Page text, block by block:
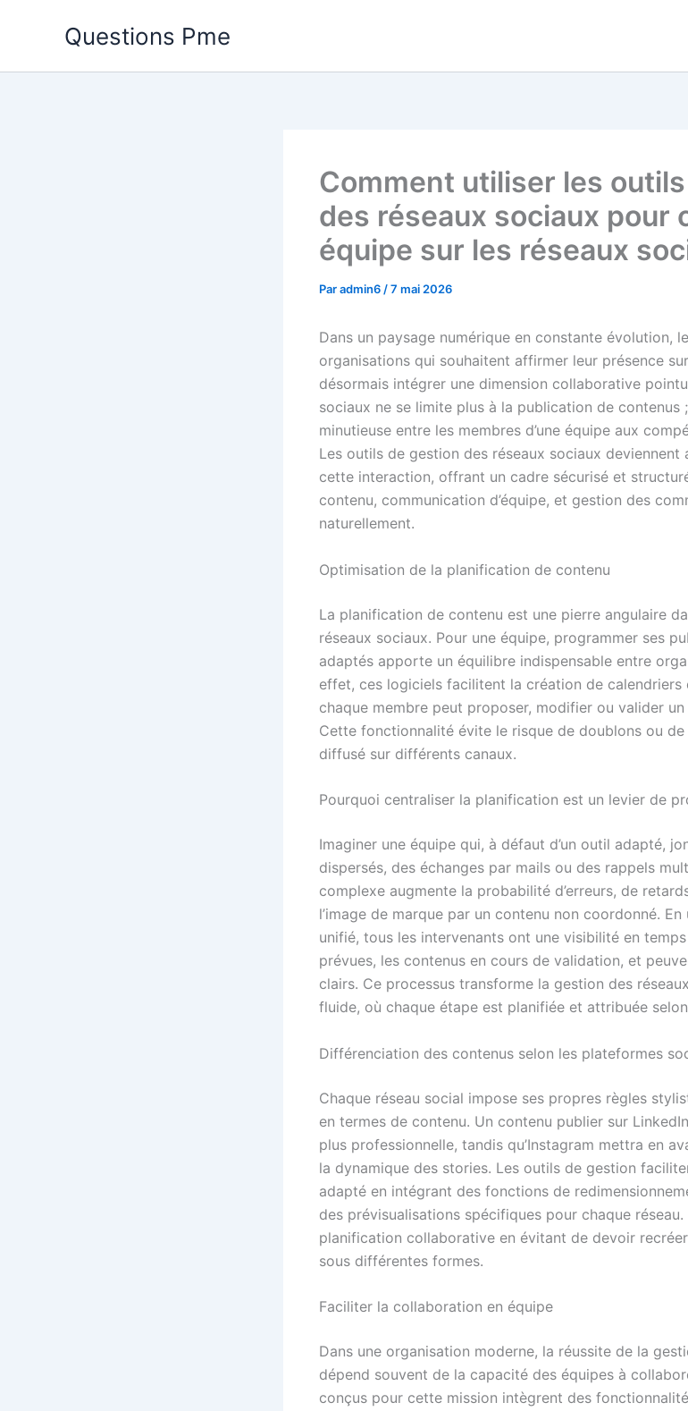
Questions Pme
Comment utiliser les
des réseaux sociaux pour
équipe sur les réseaux
Paradmin6 /7 mai 2026
Dans un paysage numérique en constante évolution,
organisations qui souhaitent affirmer leur présence
désormais intégrer une dimension collaborative
sociaux ne se limite plus à la publication de contenus
minutieuse entre les membres d’une équipe aux
Les outils de gestion des réseaux sociaux
cette interaction, offrant un cadre sécurisé et
contenu, communication d’équipe, et gestion des
naturellement.
Optimisation de la planification de contenu
La planification de contenu est une pierre angulaire
réseaux sociaux. Pour une équipe, programmer ses
adaptés apporte un équilibre indispensable entre
effet, ces logiciels facilitent la création de
chaque membre peut proposer, modifier ou valider
Cette fonctionnalité évite le risque de doublons ou
diffusé sur différents canaux.
Pourquoi centraliser la planification est un levier de
Imaginer une équipe qui, à défaut d’un outil adapté,
dispersés, des échanges par mails ou des rappels
complexe augmente la probabilité d’erreurs, de
l’image de marque par un contenu non coordonné.
unifié, tous les intervenants ont une visibilité en
prévues, les contenus en cours de validation, et
clairs. Ce processus transforme la gestion des
fluide, où chaque étape est planifiée et attribuée
Différenciation des contenus selon les plateformes
Chaque réseau social impose ses propres règles
en termes de contenu. Un contenu publier sur
plus professionnelle, tandis qu’Instagram mettra en
la dynamique des stories. Les outils de gestion
adapté en intégrant des fonctions de
des prévisualisations spécifiques pour chaque
planification collaborative en évitant de devoir
sous différentes formes.
Faciliter la collaboration en équipe
Dans une organisation moderne, la réussite de la
dépend souvent de la capacité des équipes à
conçus pour cette mission intègrent des